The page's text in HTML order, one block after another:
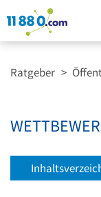
Ratgeber >